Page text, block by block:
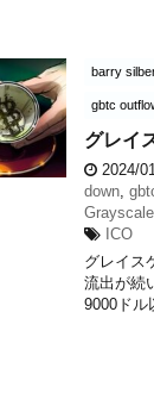
barry
gbtc
グレイ
2024/
down,
ICO
グレイス
流出が続
9000ドル